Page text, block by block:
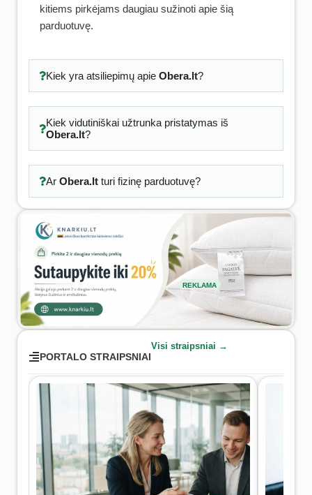
kitiems pirkėjams daugiau sužinoti apie šią
parduotuvę.
Kiek yra atsiliepimų apie Obera.lt?
Kiek vidutiniškai užtrunka pristatymas iš
Obera.lt?
Ar Obera.ltturi fizinę parduotuvę?
REKLAMA
PORTALO STRAIPSNIAI
Visi straipsniai →